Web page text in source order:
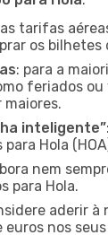
tarifas
os
: para a
feriados
maiores.
inteligente”
Hola
nem
para Hola.
aderir à
nos